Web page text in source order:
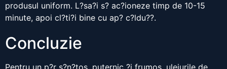
produsul uniform. L?sa?i s? ac?ioneze timp de 10-15
minute, apoi cl?ti?i bine cu ap? c?ldu??.
Concluzie